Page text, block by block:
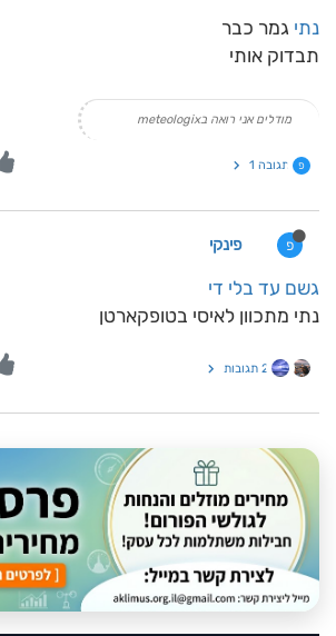
נתי גמר כבר
תבדוק אותי
מודלים אני רואה בmeteologix
פ תגובה 1
פ פינקי
גשם עד בלי די
נתי מתכוון לאיסי בטופקארטן
2 תגובות